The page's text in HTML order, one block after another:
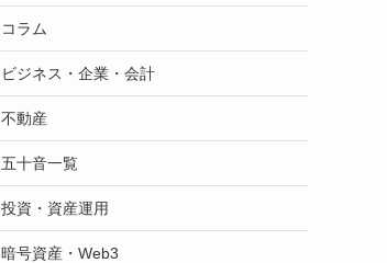
コラム
ビジネス・企業・会計
不動産
五十音一覧
投資・資産運用
暗号資産・Web3